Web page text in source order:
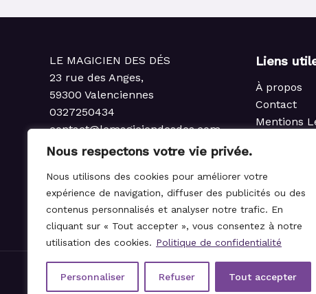
Nous respectons votre vie privée.
Nous utilisons des cookies pour améliorer votre
expérience de navigation, diffuser des publicités ou des
contenus personnalisés et analyser notre trafic. En
cliquant sur « Tout accepter », vous consentez à notre
utilisation des cookies. Politique de confidentialité
Personnaliser Refuser Tout accepter
LE MAGICIEN DES DÉS
23 rue des Anges,
59300 Valenciennes
0327250434
contact@lemagiciendesdes.com
du Mardi au Samedi
Liens
À propos
Contact
Mentions
Politique
Politique
© 2021-2026 Le Magicien des Dés.